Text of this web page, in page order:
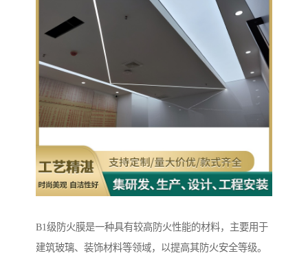
B1级防火膜是一种具有较高防火性能的材料，主要用于
建筑玻璃、装饰材料等领域，以提高其防火安全等级。